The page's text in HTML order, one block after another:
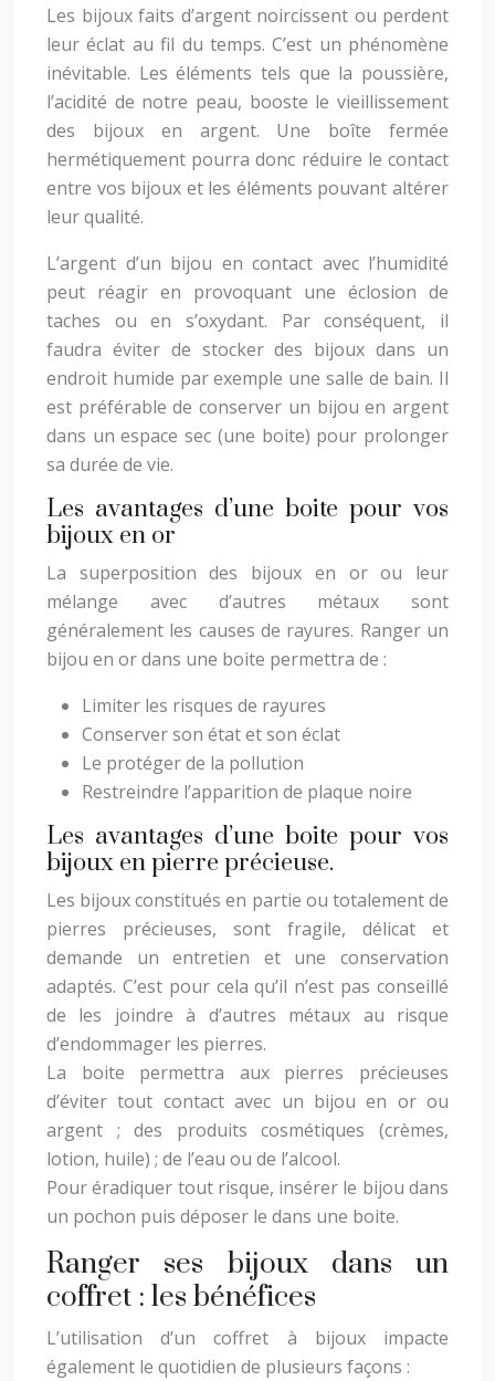
Les bijoux faits d’argent noircissent ou perdent
leur éclat au fil du temps. C’est un phénomène
inévitable. Les éléments tels que la poussière,
l’acidité de notre peau, booste le vieillissement
des bijoux en argent. Une boîte fermée
hermétiquement pourra donc réduire le contact
entre vos bijoux et les éléments pouvant altérer
leur qualité.
L’argent d’un bijou en contact avec l’humidité
peut réagir en provoquant une éclosion de
taches ou en s’oxydant. Par conséquent, il
faudra éviter de stocker des bijoux dans un
endroit humide par exemple une salle de bain. Il
est préférable de conserver un bijou en argent
dans un espace sec (une boite) pour prolonger
sa durée de vie.
Les avantages d’une boite pour vos
bijoux en or
La superposition des bijoux en or ou leur
mélange avec d’autres métaux sont
généralement les causes de rayures. Ranger un
bijou en or dans une boite permettra de :
Limiter les risques de rayures
Conserver son état et son éclat
Le protéger de la pollution
Restreindre l’apparition de plaque noire
Les avantages d’une boite pour vos
bijoux en pierre précieuse.
Les bijoux constitués en partie ou totalement de
pierres précieuses, sont fragile, délicat et
demande un entretien et une conservation
adaptés. C’est pour cela qu’il n’est pas conseillé
de les joindre à d’autres métaux au risque
d’endommager les pierres.
La boite permettra aux pierres précieuses
d’éviter tout contact avec un bijou en or ou
argent ; des produits cosmétiques (crèmes,
lotion, huile) ; de l’eau ou de l’alcool.
Pour éradiquer tout risque, insérer le bijou dans
un pochon puis déposer le dans une boite.
Ranger ses bijoux dans un
coffret : les bénéfices
L’utilisation d’un coffret à bijoux impacte
également le quotidien de plusieurs façons :